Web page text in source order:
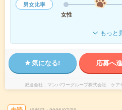
男女比率
女性
もっと
気になる! 応募へ
派遣会社 マンパワーグループ株式会社 ケア